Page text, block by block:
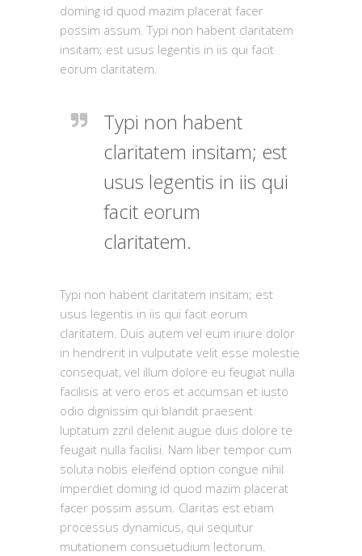
doming id quod mazim placerat facer
possim assum. Typi non habent claritatem
insitam; est usus legentis in iis qui facit
eorum claritatem.
Typi non habent
claritatem insitam; est
usus legentis in iis qui
facit eorum
claritatem.
Typi non habent claritatem insitam; est
usus legentis in iis qui facit eorum
claritatem. Duis autem vel eum iriure dolor
in hendrerit in vulputate velit esse molestie
consequat, vel illum dolore eu feugiat nulla
facilisis at vero eros et accumsan et iusto
odio dignissim qui blandit praesent
luptatum zzril delenit augue duis dolore te
feugait nulla facilisi. Nam liber tempor cum
soluta nobis eleifend option congue nihil
imperdiet doming id quod mazim placerat
facer possim assum. Claritas est etiam
processus dynamicus, qui sequitur
mutationem consuetudium lectorum.